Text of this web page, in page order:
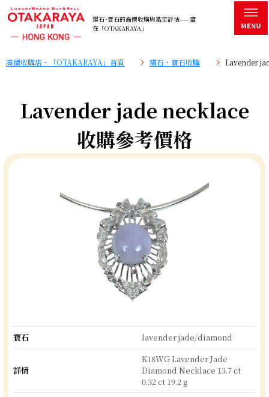
鑽石･寶石的高價收購與鑑定評估——盡
在「OTAKARAYA」
高價收購店・「OTAKARAYA」首頁 鑽石・寶石收購 Lavender
Lavender jade necklace
收購參考價格
寶石 lavender jade/diamond
詳情
K18WG Lavender Jade
Diamond Necklace 13.7 ct
0.32 ct 19.2 g